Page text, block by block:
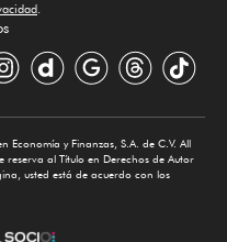
.
y Finanzas, S.A. de C.V. All
reserva al Título en Derechos de Autor
usted está de acuerdo con los